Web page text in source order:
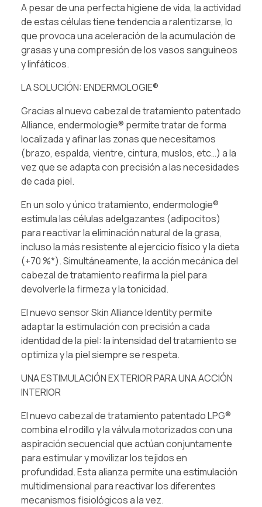
A pesar de una perfecta higiene de vida, la actividad
de estas células tiene tendencia a ralentizarse, lo
que provoca una aceleración de la acumulación de
grasas y una compresión de los vasos sanguíneos
y linfáticos.
LA SOLUCIÓN: ENDERMOLOGIE®
Gracias al nuevo cabezal de tratamiento patentado
Alliance, endermologie® permite tratar de forma
localizada y afinar las zonas que necesitamos
(brazo, espalda, vientre, cintura, muslos, etc…) a la
vez que se adapta con precisión a las necesidades
de cada piel.
En un solo y único tratamiento, endermologie®
estimula las células adelgazantes (adipocitos)
para reactivar la eliminación natural de la grasa,
incluso la más resistente al ejercicio físico y la dieta
(+70 %*). Simultáneamente, la acción mecánica del
cabezal de tratamiento reafirma la piel para
devolverle la firmeza y la tonicidad.
El nuevo sensor Skin Alliance Identity permite
adaptar la estimulación con precisión a cada
identidad de la piel: la intensidad del tratamiento se
optimiza y la piel siempre se respeta.
UNA ESTIMULACIÓN EXTERIOR PARA UNA ACCIÓN
INTERIOR
El nuevo cabezal de tratamiento patentado LPG®
combina el rodillo y la válvula motorizados con una
aspiración secuencial que actúan conjuntamente
para estimular y movilizar los tejidos en
profundidad. Esta alianza permite una estimulación
multidimensional para reactivar los diferentes
mecanismos fisiológicos a la vez.